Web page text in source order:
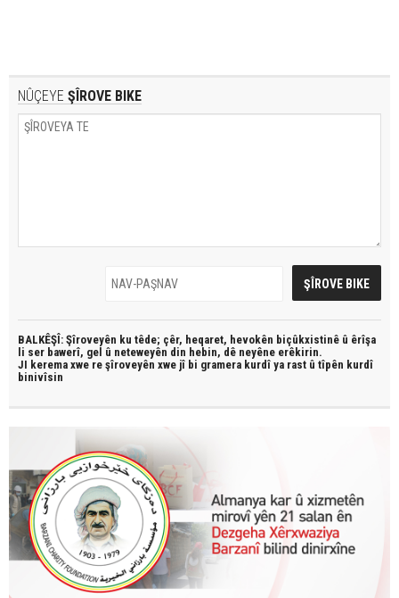
NÛÇEYE ŞÎROVE BIKE
BALKÊŞÎ: Şîroveyên ku têde; çêr, heqaret, hevokên biçûkxistinê û êrîşa
li ser bawerî, gel û neteweyên din hebin, dê neyêne erêkirin.
JI kerema xwe re şîroveyên xwe jî bi gramera kurdî ya rast û tîpên kurdî
binivîsin